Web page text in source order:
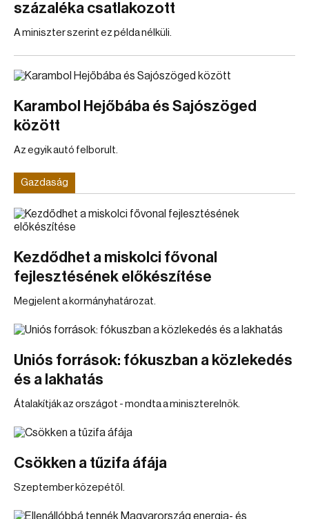
százaléka csatlakozott
A miniszter szerint ez példa nélküli.
Karambol Hejőbába és Sajószöged
között
Az egyik autó felborult.
Gazdaság
Kezdődhet a miskolci fővonal
fejlesztésének előkészítése
Megjelent a kormányhatározat.
Uniós források: fókuszban a közlekedés
és a lakhatás
Átalakítják az országot - mondta a miniszterelnök.
Csökken a tűzifa áfája
Szeptember közepétől.